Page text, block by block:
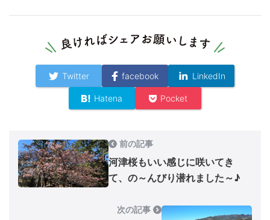
Twitter facebook LinkedIn
Hatena Pocket
前の記事
河津桜もいい感じに咲いてき
て、の～んびり潜れました～♪
次の記事